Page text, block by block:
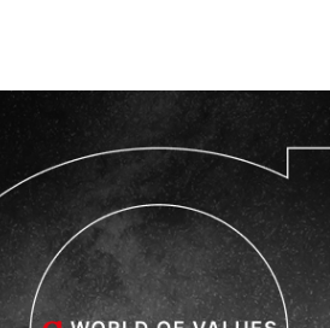
réduire sa consommation
01.07
Aldi Studio lance sa
première collection capsule
inspirée de ses codes
visuels